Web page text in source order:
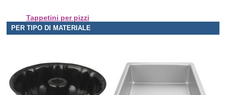
Tappetini per pizzi
PER TIPO DI MATERIALE